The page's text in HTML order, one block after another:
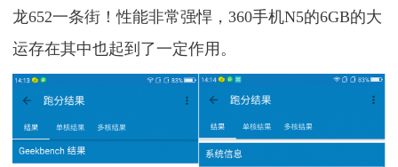
龙652一条街！性能非常强悍，360手机N5的6GB的大
运存在其中也起到了一定作用。